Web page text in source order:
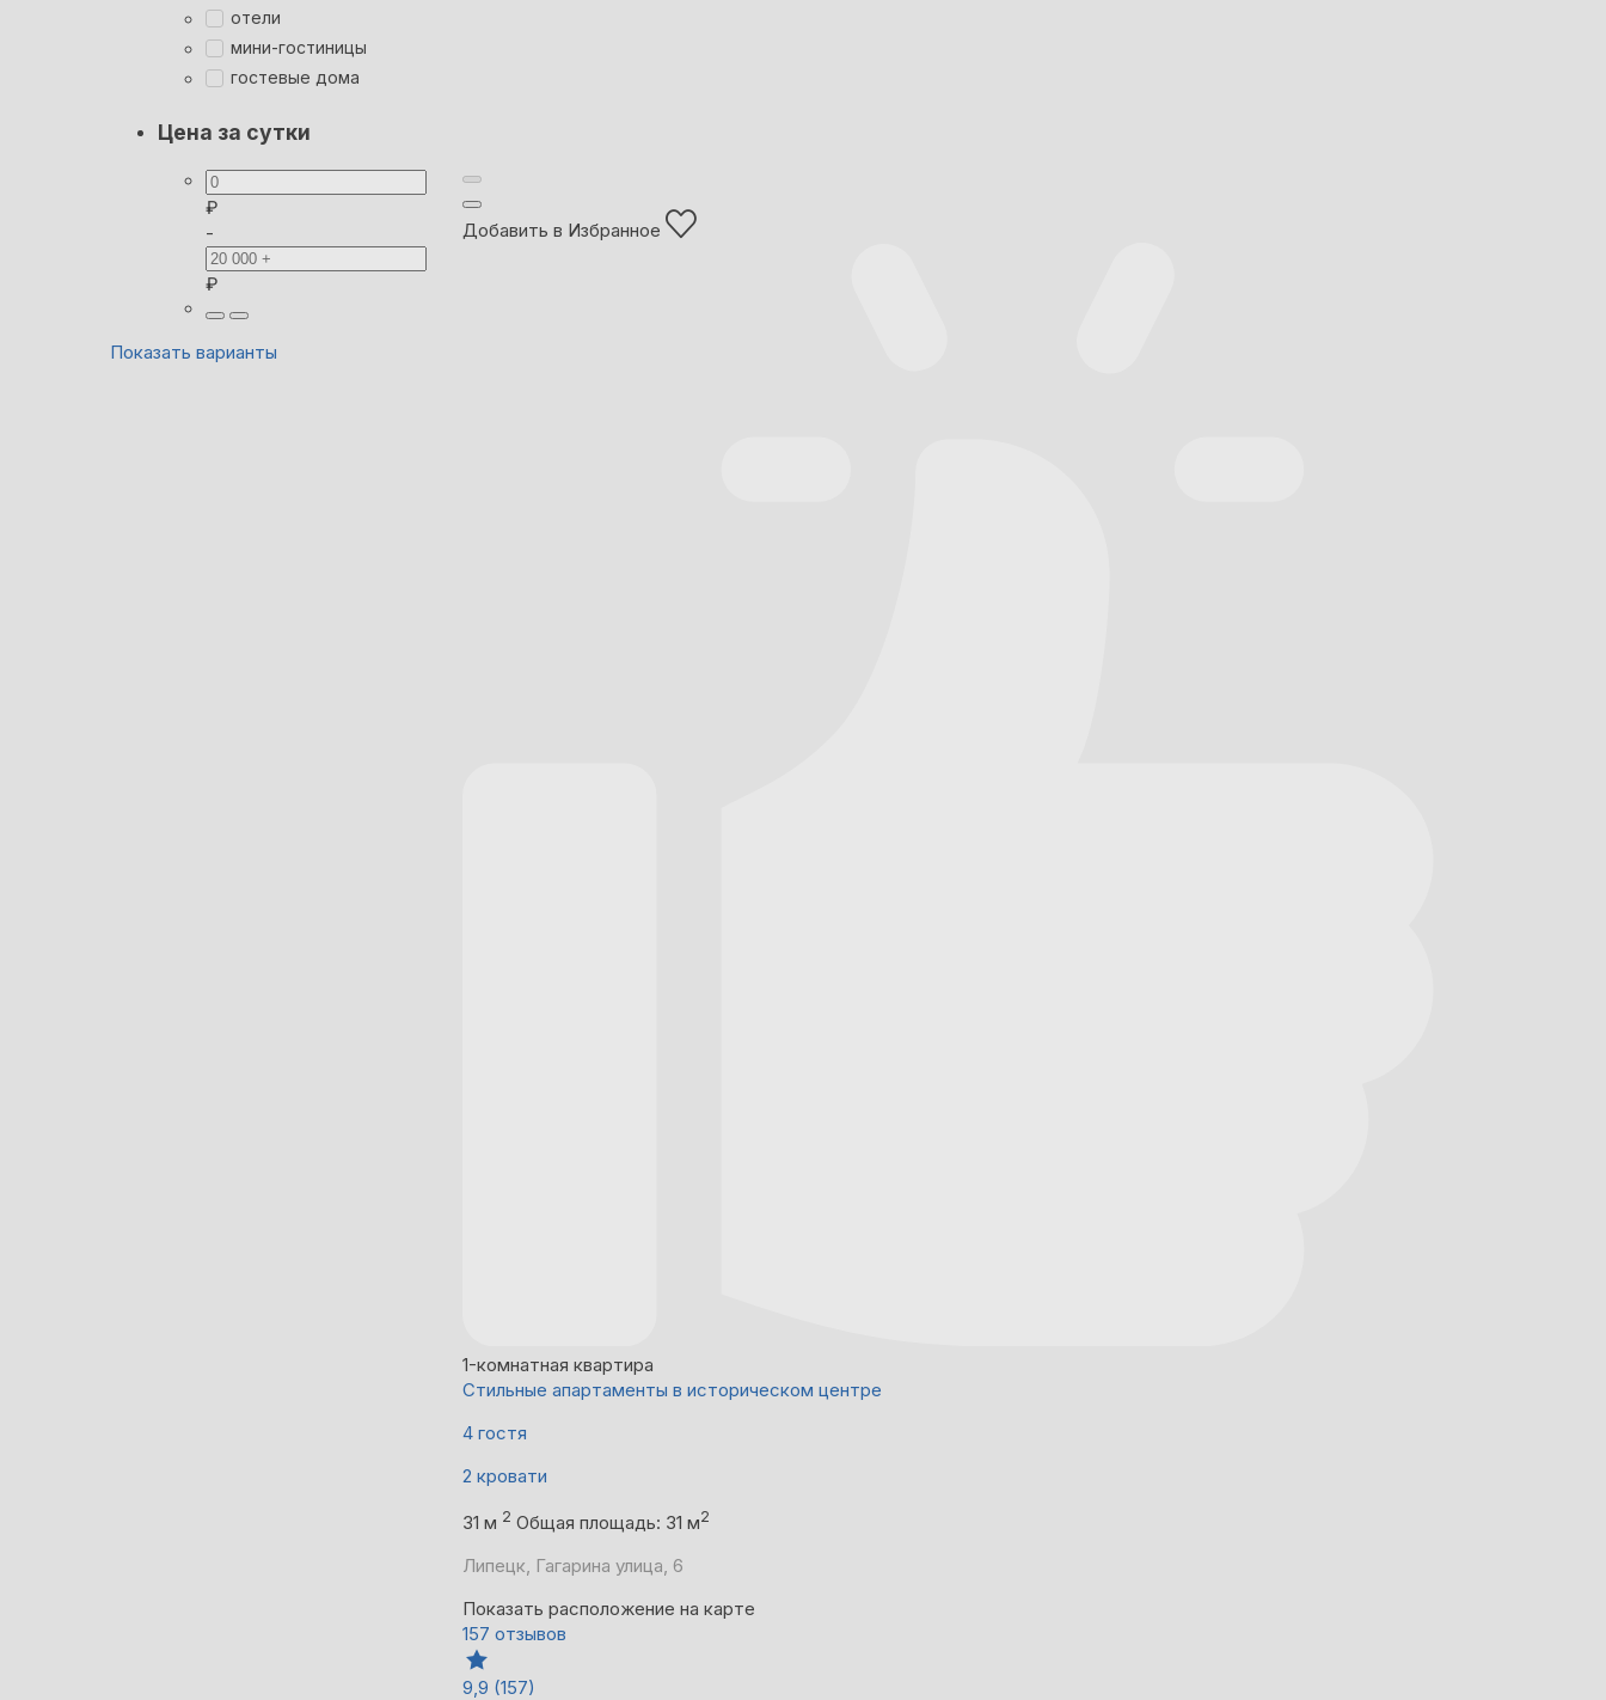
отели
мини-гостиницы
гостевые дома
Цена за сутки
₽
-
₽
Показать варианты
Добавить в Избранное
1-комнатная квартира
Стильные апартаменты в историческом центре
4 гостя
2 кровати
31 м 2 Общая площадь: 31 м2
Липецк, Гагарина улица, 6
Показать расположение на карте
157 отзывов
9,9 (157)